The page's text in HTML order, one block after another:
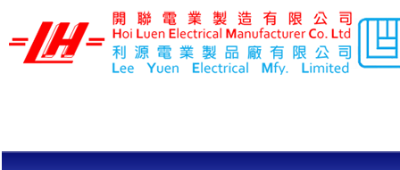
メインコンテンツに移動
LEE YUEN /
HOI LUEN
ELECTRICAL